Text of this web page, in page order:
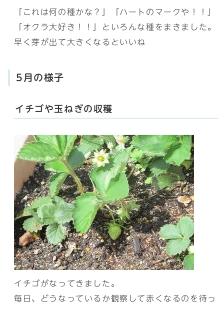
「これは何の種かな？」「ハートのマークや！！」
「オクラ大好き！！」といろんな種をまきました。
早く芽が出て大きくなるといいね
5月の様子
イチゴや玉ねぎの収穫
イチゴがなってきました。
毎日、どうなっているか観察して赤くなるのを待っ